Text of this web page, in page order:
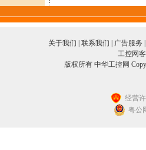
关于我们 联系我们 广告服务
工控网
版权所有 中华工控网
经营
粤公